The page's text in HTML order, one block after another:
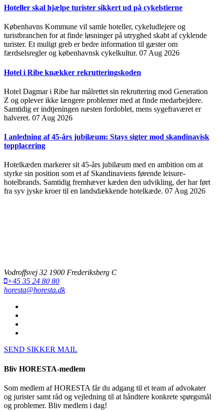
Hoteller skal hjælpe turister sikkert ud på cykelstierne
Københavns Kommune vil samle hoteller, cykeludlejere og
turistbranchen for at finde løsninger på utryghed skabt af cyklende
turister. Et muligt greb er bedre information til gæster om
færdselsregler og københavnsk cykelkultur. 07 Aug 2026
Hotel i Ribe knækker rekrutteringskoden
Hotel Dagmar i Ribe har målrettet sin rekruttering mod Generation
Z og oplever ikke længere problemer med at finde medarbejdere.
Samtidig er indtjeningen næsten fordoblet, mens sygefraværet er
halveret. 07 Aug 2026
I anledning af 45-års jubilæum: Stays sigter mod skandinavisk
topplacering
Hotelkæden markerer sit 45-års jubilæum med en ambition om at
styrke sin position som et af Skandinaviens førende leisure-
hotelbrands. Samtidig fremhæver kæden den udvikling, der har ført
fra syv jyske kroer til en landsdækkende hotelkæde. 07 Aug 2026
Vodroffsvej 32 1900 Frederiksberg C
+45 35 24 80 80
horesta@horesta.dk
SEND SIKKER MAIL
Bliv HORESTA-medlem
Som medlem af HORESTA får du adgang til et team af advokater
og jurister samt råd og vejledning til at håndtere konkrete spørgsmål
og problemer. Bliv medlem i dag!